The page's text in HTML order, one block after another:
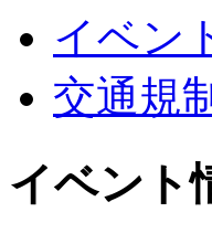
イベン
交通規
イベント